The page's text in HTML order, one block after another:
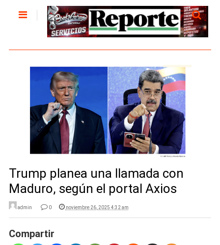
Trump planea una llamada con
Maduro, según el portal Axios
admin 0 noviembre 26, 2025 4:32 am
Compartir